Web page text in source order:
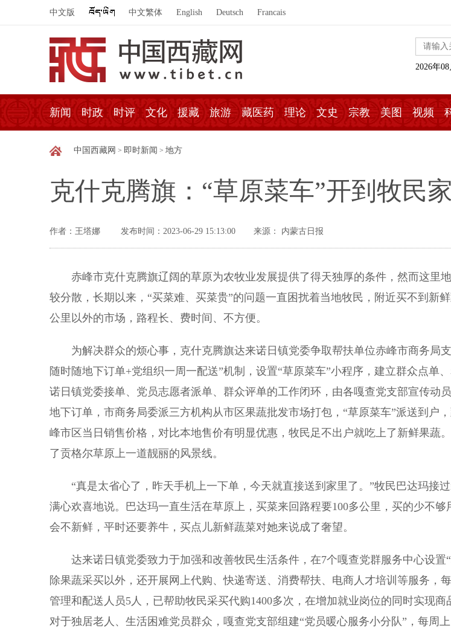
中文版 中文繁体 English Deutsch Francais
2026年
新闻 时政 时评 文化 援藏 旅游 藏医药 理论 文史 宗教 美图 视频
中国西藏网 > 即时新闻 > 地方
克什克腾旗：“草原菜车”开到牧民
作者：王塔娜 发布时间：2023-06-29 15:13:00 来源： 内蒙古日报
赤峰市克什克腾旗辽阔的草原为农牧业发展提供了得天独厚的条件，然而这里
较分散，长期以来，“买菜难、买菜贵”的问题一直困扰着当地牧民，附近买不到新
公里以外的市场，路程长、费时间、不方便。
为解决群众的烦心事，克什克腾旗达来诺日镇党委争取帮扶单位赤峰市商务局
随时随地下订单+党组织一周一配送”机制，设置“草原菜车”小程序，建立群众点单
诺日镇党委接单、党员志愿者派单、群众评单的工作闭环，由各嘎查党支部宣传动
地下订单，市商务局委派三方机构从市区果蔬批发市场打包，“草原菜车”派送到户
峰市区当日销售价格，对比本地售价有明显优惠，牧民足不出户就吃上了新鲜果蔬
了贡格尔草原上一道靓丽的风景线。
“真是太省心了，昨天手机上一下单，今天就直接送到家里了。”牧民巴达玛接过
满心欢喜地说。巴达玛一直生活在草原上，买菜来回路程要100多公里，买的少不够
会不新鲜，平时还要养牛，买点儿新鲜蔬菜对她来说成了奢望。
达来诺日镇党委致力于加强和改善牧民生活条件，在7个嘎查党群服务中心设置“
除果蔬采买以外，还开展网上代购、快递寄送、消费帮扶、电商人才培训等服务，
管理和配送人员5人，已帮助牧民采买代购1400多次，在增加就业岗位的同时实现商
对于独居老人、生活困难党员群众，嘎查党支部组建“党员暖心服务小分队”，每周